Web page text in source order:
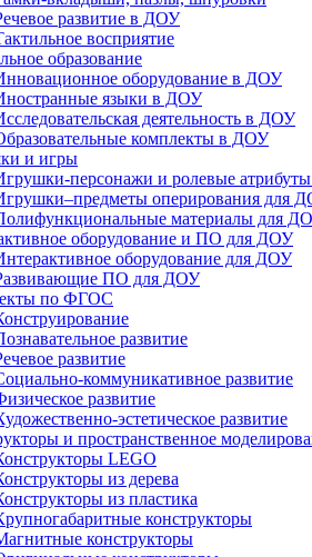
развитие в ДОУ
восприятие
образование
оборудование в ДОУ
языки в ДОУ
деятельность в ДОУ
комплекты в ДОУ
и игры
персонажи и ролевые
оперирования для
материалы для
оборудование и ПО для ДОУ
оборудование для ДОУ
ПО для ДОУ
по ФГОС
развитие
развитие
коммуникативное развитие
развитие
эстетическое развитие
и пространственное
LEGO
из дерева
из пластика
конструкторы
конструкторы